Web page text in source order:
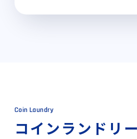
Coin Laundry
コインランドリ